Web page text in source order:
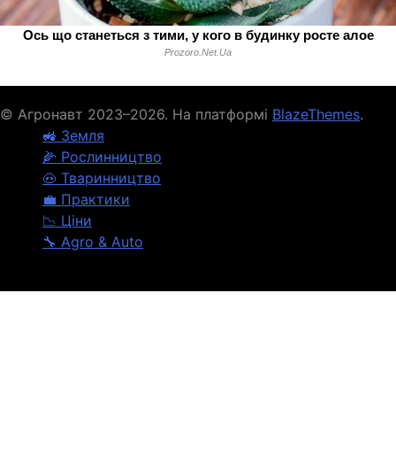
© Агронавт 2023–2026. На платформі BlazeThemes.
🚜 Земля
🌽 Рослинництво
🐽 Тваринництво
💼 Практики
📉 Ціни
🔧 Agro & Auto